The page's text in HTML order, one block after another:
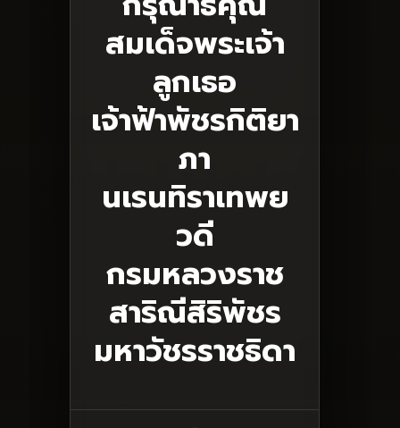
สมเด็จพระเจ้า
ลูกเธอ
เจ้าฟ้าพัชรกิติยา
ภา
นเรนทิราเทพย
วดี
กรมหลวงราช
สาริณีสิริพัชร
มหาวัชรราชธิดา